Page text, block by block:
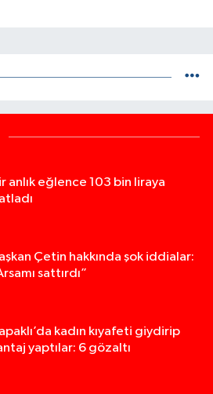
anlık eğlence 103 bin liraya
Çetin hakkında şok iddialar:
sattırdı”
kadın kıyafeti giydirip
yaptılar: 6 gözaltı